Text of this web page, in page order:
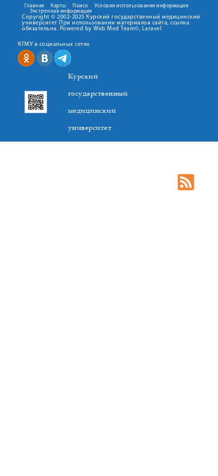
Главная Карты Поиск
Условия использования информации
Экстренная информация
Copyright © 2002-2025 Курский государственный медицинский
университет При использовании материалов сайта, ссылка
обязательна. Powered by Web Med Team©, Laravel
КГМУ в социальных сетях
Курский
государственный
медицинский
университет